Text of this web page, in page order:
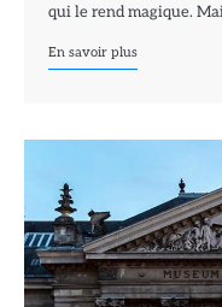
qui le rend magique.
En savoir plus